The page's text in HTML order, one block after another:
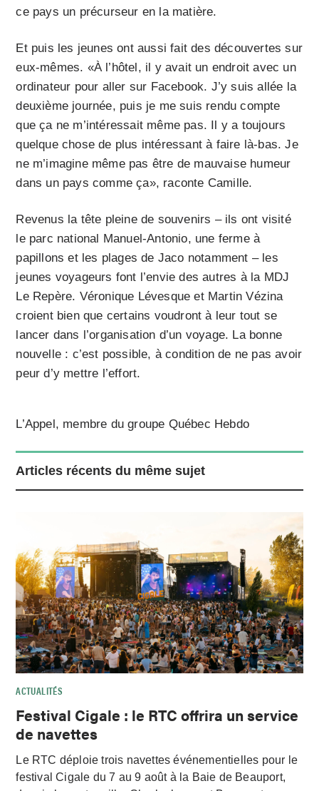
ce pays un précurseur en la matière.
Et puis les jeunes ont aussi fait des découvertes sur
eux-mêmes. «À l’hôtel, il y avait un endroit avec un
ordinateur pour aller sur Facebook. J’y suis allée la
deuxième journée, puis je me suis rendu compte
que ça ne m’intéressait même pas. Il y a toujours
quelque chose de plus intéressant à faire là-bas. Je
ne m’imagine même pas être de mauvaise humeur
dans un pays comme ça», raconte Camille.
Revenus la tête pleine de souvenirs – ils ont visité
le parc national Manuel-Antonio, une ferme à
papillons et les plages de Jaco notamment – les
jeunes voyageurs font l’envie des autres à la MDJ
Le Repère. Véronique Lévesque et Martin Vézina
croient bien que certains voudront à leur tout se
lancer dans l’organisation d’un voyage. La bonne
nouvelle : c’est possible, à condition de ne pas avoir
peur d’y mettre l’effort.
L’Appel, membre du groupe Québec Hebdo
Articles récents du même sujet
ACTUALITÉS
Festival Cigale : le RTC offrira un service
de navettes
Le RTC déploie trois navettes événementielles pour le
festival Cigale du 7 au 9 août à la Baie de Beauport,